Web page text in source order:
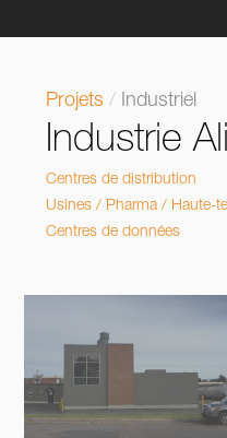
Projets / Industriel
Industrie
Centres de distribution
Usines / Pharma / Haute-
Centres de données